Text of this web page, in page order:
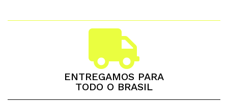
ENTREGAMOS PARA
TODO O BRASIL